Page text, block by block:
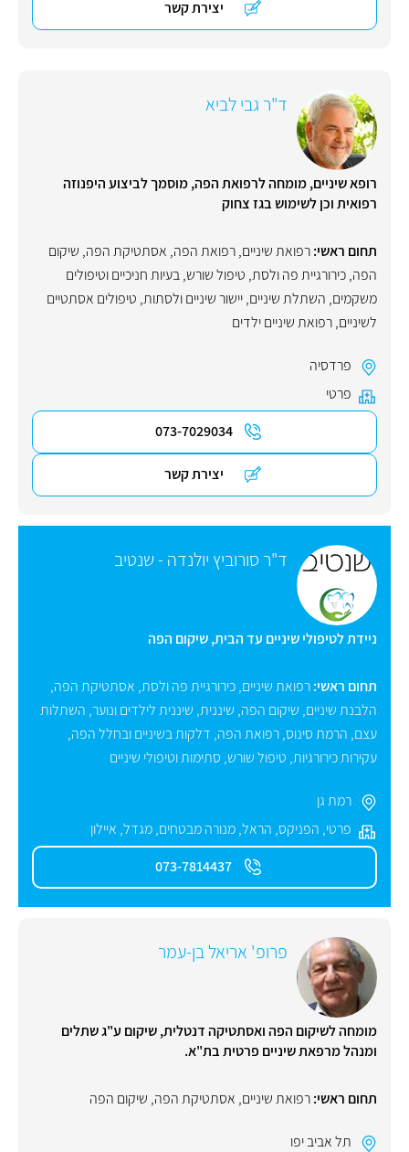
יצירת קשר
ד"ר גבי לביא
רופא שיניים, מומחה לרפואת הפה, מוסמך לביצוע היפנוזה
רפואית וכן לשימוש בגז צחוק
תחום ראשי:רפואת שיניים,רפואת הפה, אסתטיקת הפה, שיקום
הפה,כירורגיית פה ולסת, טיפול שורש,בעיות חניכיים וטיפולים
משקמים, השתלת שיניים,יישור שיניים ולסתות, טיפולים אסתטיים
לשיניים,רפואת שיניים ילדים
פרדסיה
פרטי
073-7029034
יצירת קשר
ד"ר סורוביץ יולנדה - שנטיב
ניידת לטיפולי שיניים עד הבית, שיקום הפה
תחום ראשי:רפואת שיניים,כירורגיית פה ולסת, אסתטיקת הפה,
הלבנת שיניים, שיקום הפה, שיננית, שיננית לילדים ונוער, השתלות
עצם, הרמת סינוס,רפואת הפה, דלקות בשיניים ובחלל הפה,
עקירות כירורגיות, טיפול שורש, סתימות וטיפולי שיניים
רמת גן
פרטי, הפניקס, הראל,מנורה מבטחים,מגדל, איילון
073-7814437
פרופ' אריאל בן-עמר
מומחה לשיקום הפה ואסתטיקה דנטלית, שיקום ע"ג שתלים
ומנהל מרפאת שיניים פרטית בת"א.
תחום ראשי:רפואת שיניים, אסתטיקת הפה, שיקום הפה
תל אביב יפו